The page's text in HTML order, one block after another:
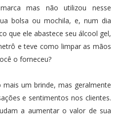
mas não utilizou nesse
bolsa ou mochila, e, num dia
que ele abastece seu álcool gel,
e teve como limpar as mãos
o forneceu?
um brinde, mas geralmente
e sentimentos nos clientes.
a aumentar o valor de sua